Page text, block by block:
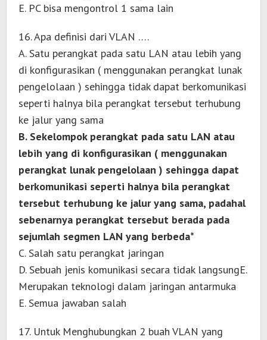
E. PC bisa mengontrol 1 sama lain
16. Apa definisi dari VLAN ….
A. Satu perangkat pada satu LAN atau lebih yang
di konfigurasikan ( menggunakan perangkat lunak
pengelolaan ) sehingga tidak dapat berkomunikasi
seperti halnya bila perangkat tersebut terhubung
ke jalur yang sama
B. Sekelompok perangkat pada satu LAN atau
lebih yang di konfigurasikan ( menggunakan
perangkat lunak pengelolaan ) sehingga dapat
berkomunikasi seperti halnya bila perangkat
tersebut terhubung ke jalur yang sama, padahal
sebenarnya perangkat tersebut berada pada
sejumlah segmen LAN yang berbeda*
C. Salah satu perangkat jaringan
D. Sebuah jenis komunikasi secara tidak langsungE.
Merupakan teknologi dalam jaringan antarmuka
E. Semua jawaban salah
17. Untuk Menghubungkan 2 buah VLAN yang